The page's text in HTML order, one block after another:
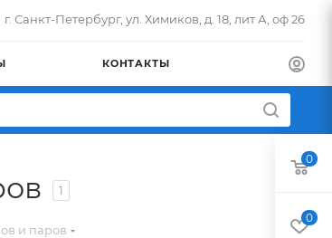
г. Санкт-Петербург, ул. Химиков, д. 18, лит А, оф 26
КОНТАКТЫ
1
и паров
0
0